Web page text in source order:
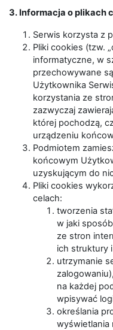
3. Informacja o plikach
Serwis korzysta z
Pliki cookies (tzw.
informatyczne, w
przechowywane
Użytkownika
korzystania ze
zazwyczaj
której pochodzą,
urządzeniu
Podmiotem
końcowym
uzyskującym do
Pliki cookies
celach:
tworzenia
w jaki
ze stron
ich struktury
utrzymanie
na każdej
wpisywać
określania
wyświetlania